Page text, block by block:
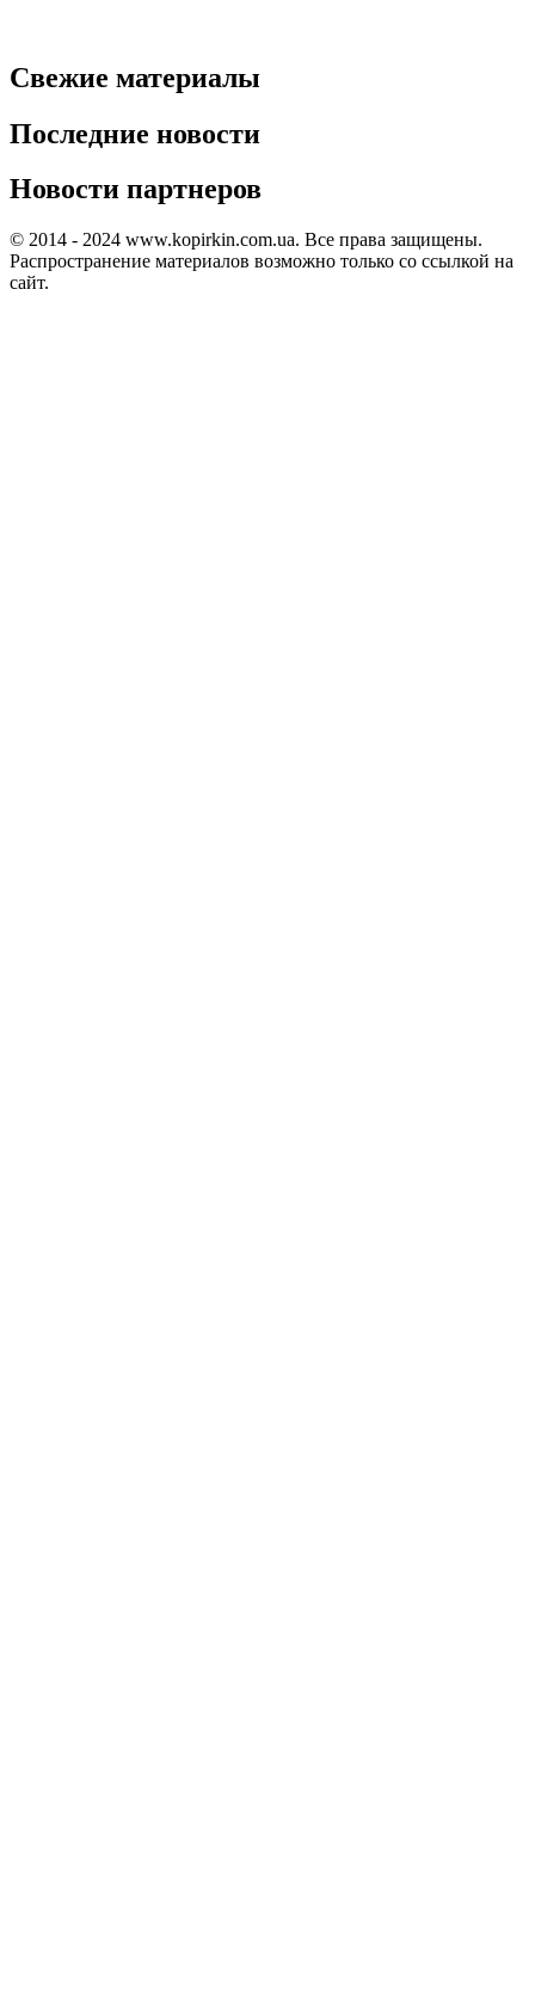
Свежие материалы
Последние новости
Новости партнеров
© 2014 - 2024 www.kopirkin.com.ua. Все права защищены.
Распространение материалов возможно только со ссылкой на
сайт.